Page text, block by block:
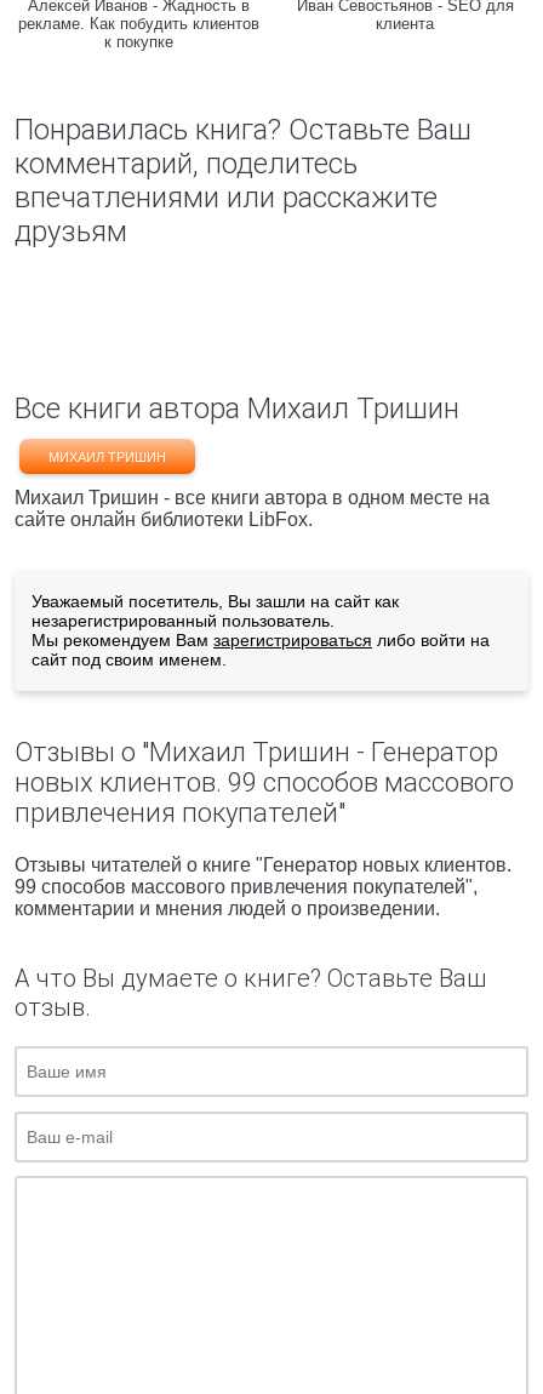
Алексей Иванов - Жадность в
рекламе. Как побудить клиентов
к покупке
Иван Севостьянов - SEO для
клиента
Понравилась книга? Оставьте Ваш
комментарий, поделитесь
впечатлениями или расскажите
друзьям
Все книги автора Михаил Тришин
МИХАИЛ ТРИШИН
Михаил Тришин - все книги автора в одном месте на
сайте онлайн библиотеки LibFox.
Уважаемый посетитель, Вы зашли на сайт как
незарегистрированный пользователь.
Мы рекомендуем Вам зарегистрироваться либо войти на
сайт под своим именем.
Отзывы о "Михаил Тришин - Генератор
новых клиентов. 99 способов массового
привлечения покупателей"
Отзывы читателей о книге "Генератор новых клиентов.
99 способов массового привлечения покупателей",
комментарии и мнения людей о произведении.
А что Вы думаете о книге? Оставьте Ваш
отзыв.